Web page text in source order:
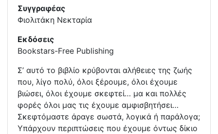
Συγγραφέας
Φιολιτάκη Νεκταρία
Εκδόσεις
Bookstars-Free Publishing
Σ’ αυτό το βιβλίο κρύβονται αλήθειες της ζωής
που, λίγο πολύ, όλοι ξέρουμε, όλοι έχουμε
βιώσει, όλοι έχουμε σκεφτεί… μα και πολλές
φορές όλοι μας τις έχουμε αμφισβητήσει…
Σκεφτόμαστε άραγε σωστά, λογικά ή παράλογα;
Υπάρχουν περιπτώσεις που έχουμε όντως δίκιο